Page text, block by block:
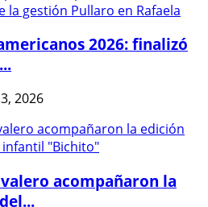
2026: finalizó
2026
acompañaron la